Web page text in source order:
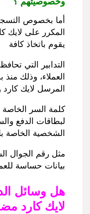
أما بخصوص
المكرر على لايك
يقوم باتخاذ كافة
التدابير التي
العملاء، وذلك منذ
المرسل لايك كارد
كلمة السر الخاصة
لبطاقات الدفع
الشخصية الخاصة
مثل رقم الجوال
بيانات حساسة
هل وسائل
لايك كارد